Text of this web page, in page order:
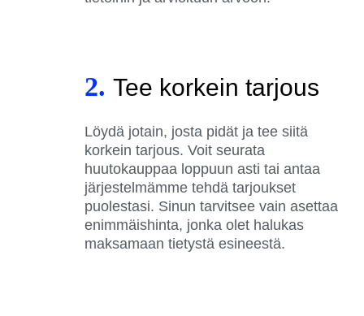
2. Tee korkein tarjous
Löydä jotain, josta pidät ja tee siitä
korkein tarjous. Voit seurata
huutokauppaa loppuun asti tai antaa
järjestelmämme tehdä tarjoukset
puolestasi. Sinun tarvitsee vain asettaa
enimmäishinta, jonka olet halukas
maksamaan tietystä esineestä.